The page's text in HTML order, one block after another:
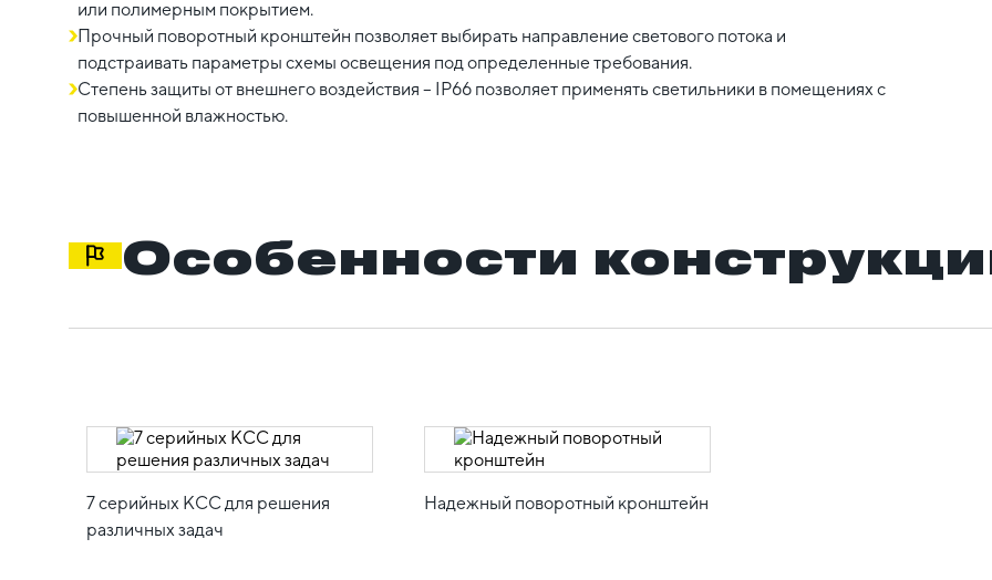
или полимерным покрытием.
Прочный поворотный кронштейн позволяет выбирать направление светового потока и
подстраивать параметры схемы освещения под определенные требования.
Степень защиты от внешнего воздействия – IP66 позволяет применять светильники в помещениях с
повышенной влажностью.
Особенности
7 серийных КСС для решения
различных задач
Надежный поворотный кронштейн